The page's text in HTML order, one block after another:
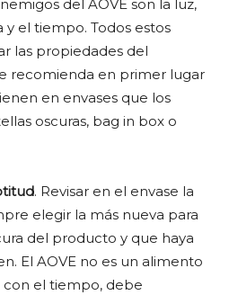
del AOVE son la luz,
el tiempo. Todos estos
las propiedades del
recomienda en primer lugar
en envases que los
oscuras, bag in box o
. Revisar en el envase la
elegir la más nueva para
del producto y que haya
El AOVE no es un alimento
con el tiempo, debe